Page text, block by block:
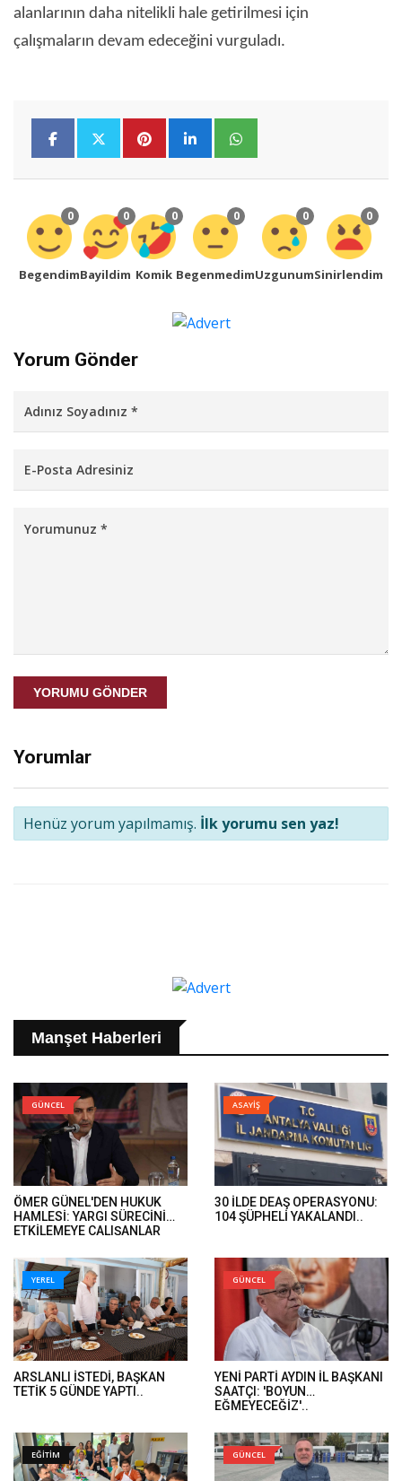
alanlarının daha nitelikli hale getirilmesi için
çalışmaların devam edeceğini vurguladı.
0
Begendim
0
Bayildim
0
Komik
0
Begenmedim
0
Uzgunum
0
Sinirlendim
Yorum Gönder
YORUMU GÖNDER
Yorumlar
Henüz yorum yapılmamış. İlk yorumu sen yaz!
Manşet Haberleri
GÜNCEL
ÖMER GÜNEL'DEN HUKUK
HAMLESİ: YARGI SÜRECİNİ
ETKİLEMEYE ÇALIŞANLAR
VERECEK..
ASAYİŞ
30 İLDE DEAŞ OPERASYONU:
104 ŞÜPHELİ YAKALANDI..
YEREL
ARSLANLI İSTEDİ, BAŞKAN
TETİK 5 GÜNDE YAPTI..
GÜNCEL
YENİ PARTİ AYDIN İL BAŞKANI
SAATÇI: 'BOYUN
EĞMEYECEĞİZ'..
EĞİTİM GÜNCEL